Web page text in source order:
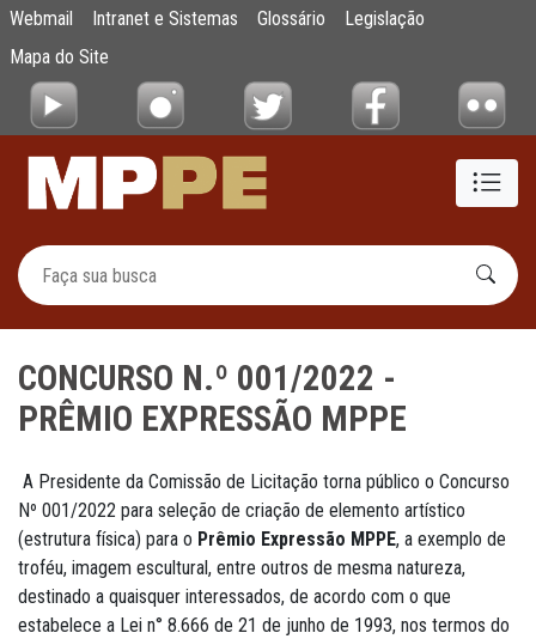
Pular para o Conteúdo principal
CONCURSO N.º 001/2022 - PRÊMIO
Webmail Intranet e Sistemas Glossário
Legislação
Mapa do Site
CONCURSO N.º 001/2022 -
PRÊMIO EXPRESSÃO MPPE
A Presidente da Comissão de Licitação torna público o Concurso
Nº 001/2022 para seleção de criação de elemento artístico
(estrutura física) para o Prêmio Expressão MPPE, a exemplo de
troféu, imagem escultural, entre outros de mesma natureza,
destinado a quaisquer interessados, de acordo com o que
estabelece a Lei n° 8.666 de 21 de junho de 1993, nos termos do